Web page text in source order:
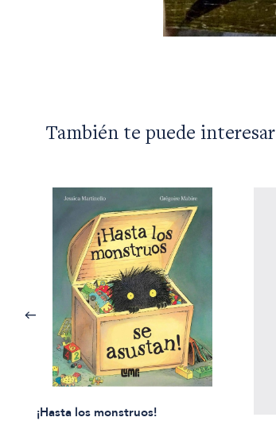
También te puede interesar
¡Hasta los monstruos!